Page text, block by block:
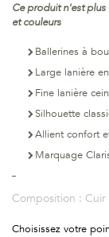
Ce produit n'est plus
et couleurs
Ballerines à
Large lanière
Fine lanière
Silhouette
Allient confort
Marquage
Composition : Cuir
Choisissez votre